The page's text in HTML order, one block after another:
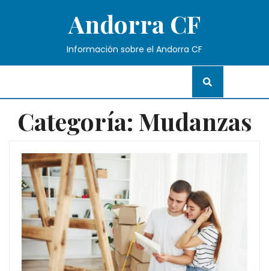
Andorra CF
Información sobre el Andorra CF
Categoría: Mudanzas